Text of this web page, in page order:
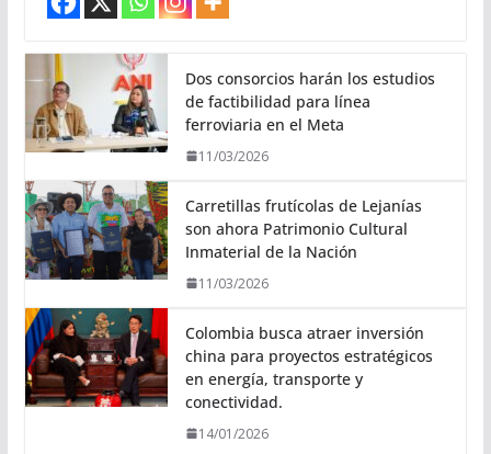
Dos consorcios harán los estudios
de factibilidad para línea
ferroviaria en el Meta
11/03/2026
Carretillas frutícolas de Lejanías
son ahora Patrimonio Cultural
Inmaterial de la Nación
11/03/2026
Colombia busca atraer inversión
china para proyectos estratégicos
en energía, transporte y
conectividad.
14/01/2026